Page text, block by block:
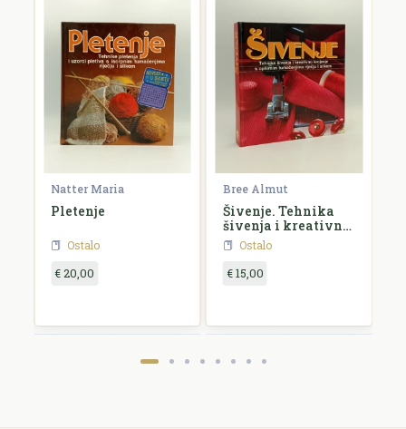
Natter Maria
Pletenje
Ostalo
€ 20,00
Bree Almut
Šivenje. Tehnika
šivenja i kreativno
krojenje s opširnim
tumačenjima riječju
i slikom
Ostalo
€ 15,00